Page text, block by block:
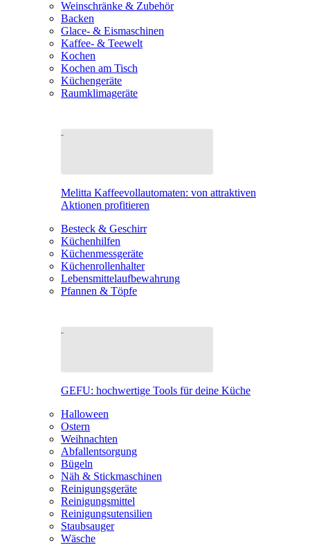
Weinschränke & Zubehör
Backen
Glace- & Eismaschinen
Kaffee- & Teewelt
Kochen
Kochen am Tisch
Küchengeräte
Raumklimageräte
Melitta Kaffeevollautomaten: von attraktiven
Aktionen profitieren
Besteck & Geschirr
Küchenhilfen
Küchenmessgeräte
Küchenrollenhalter
Lebensmittelaufbewahrung
Pfannen & Töpfe
GEFU: hochwertige Tools für deine Küche
Halloween
Ostern
Weihnachten
Abfallentsorgung
Bügeln
Näh & Stickmaschinen
Reinigungsgeräte
Reinigungsmittel
Reinigungsutensilien
Staubsauger
Wäsche